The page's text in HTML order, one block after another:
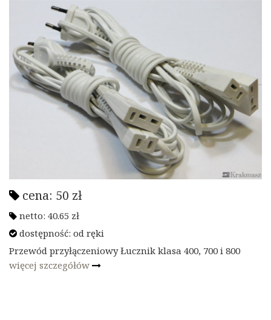
cena: 50 zł
netto: 40.65 zł
dostępność: od ręki
Przewód przyłączeniowy Łucznik klasa 400, 700 i 800
więcej szczegółów